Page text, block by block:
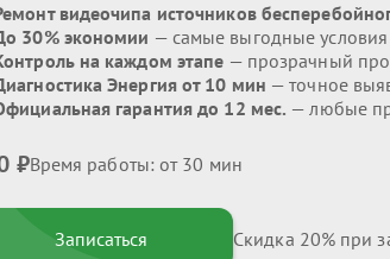
видеочипа источников
30% экономии — самые выгодные условия
на каждом этапе — прозрачный
Энергия от 10 мин — точное
гарантия до 12 мес. — любые
₽Время работы: от 30 мин
Записаться Скидка 20% при